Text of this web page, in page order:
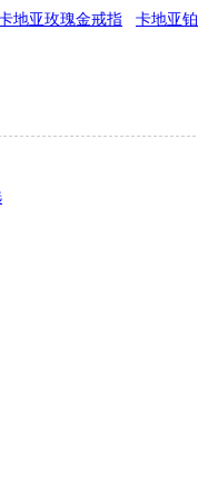
地亚玫瑰金戒指 卡地亚